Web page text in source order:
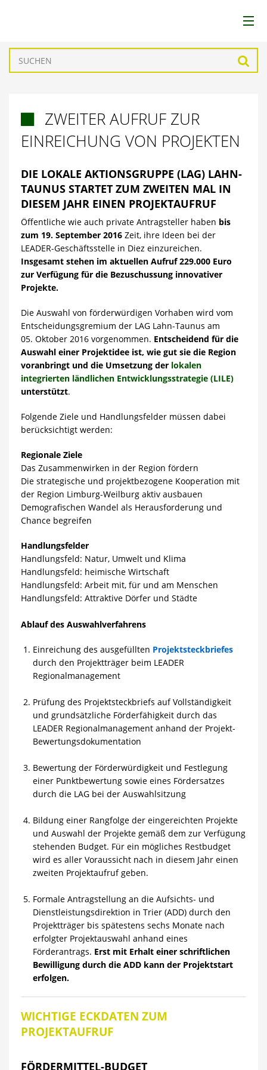
LEADER
REGION
PROJEKTE
AKTUELLES
DOWNLOADS
ZWEITER AUFRUF ZUR
EINREICHUNG VON PROJEKTEN
DIE LOKALE AKTIONSGRUPPE (LAG) LAHN-
TAUNUS STARTET ZUM ZWEITEN MAL IN
DIESEM JAHR EINEN PROJEKTAUFRUF
Öffentliche wie auch private Antragsteller haben bis
zum 19. September 2016Zeit, ihre Ideen bei der
LEADER-Geschäftsstelle in Diez einzureichen.
Insgesamt stehen im aktuellen Aufruf 229.000 Euro
zur Verfügung für die Bezuschussung innovativer
Projekte.
Die Auswahl von förderwürdigen Vorhaben wird vom
Entscheidungsgremium der LAG Lahn-Taunus am
05. Oktober 2016 vorgenommen. Entscheidend für die
Auswahl einer Projektidee ist, wie gut sie die Region
voranbringt und die Umsetzung der lokalen
integrierten ländlichen Entwicklungsstrategie (LILE)
unterstützt.
Folgende Ziele und Handlungsfelder müssen dabei
berücksichtigt werden:
Regionale Ziele
Das Zusammenwirken in der Region fördern
Die strategische und projektbezogene Kooperation mit
der Region Limburg-Weilburg aktiv ausbauen
Demografischen Wandel als Herausforderung und
Chance begreifen
Handlungsfelder
Handlungsfeld: Natur, Umwelt und Klima
Handlungsfeld: heimische Wirtschaft
Handlungsfeld: Arbeit mit, für und am Menschen
Handlungsfeld: Attraktive Dörfer und Städte
Ablauf des Auswahlverfahrens
Einreichung des ausgefüllten Projektsteckbriefes
durch den Projektträger beim LEADER
Regionalmanagement
Prüfung des Projektsteckbriefs auf Vollständigkeit
und grundsätzliche Förderfähigkeit durch das
LEADER Regionalmanagement anhand der Projekt-
Bewertungsdokumentation
Bewertung der Förderwürdigkeit und Festlegung
einer Punktbewertung sowie eines Fördersatzes
durch die LAG bei der Auswahlsitzung
Bildung einer Rangfolge der eingereichten Projekte
und Auswahl der Projekte gemäß dem zur Verfügung
stehenden Budget. Für ein mögliches Restbudget
wird es aller Voraussicht nach in diesem Jahr einen
zweiten Projektaufruf geben.
Formale Antragstellung an die Aufsichts- und
Dienstleistungsdirektion in Trier (ADD) durch den
Projektträger bis spätestens sechs Monate nach
erfolgter Projektauswahl anhand eines
Förderantrags. Erst mit Erhalt einer schriftlichen
Bewilligung durch die ADD kann der Projektstart
erfolgen.
WICHTIGE ECKDATEN ZUM
PROJEKTAUFRUF
FÖRDERMITTEL-BUDGET